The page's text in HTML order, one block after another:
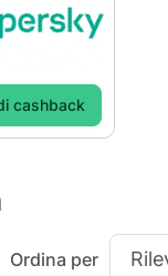
cashback
Ordina per